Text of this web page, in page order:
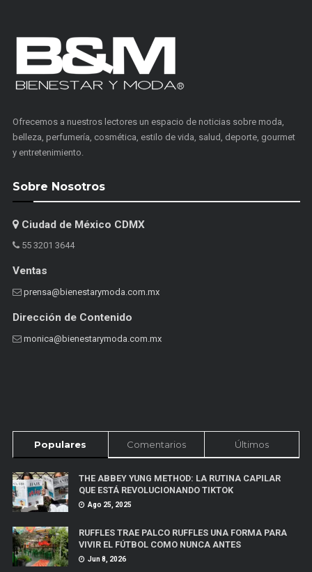
Ofrecemos a nuestros lectores un espacio de noticias sobre moda,
belleza, perfumería, cosmética, estilo de vida, salud, deporte, gourmet
y entretenimiento.
Sobre Nosotros
Ciudad de México CDMX
55 3201 3644
Ventas
prensa@bienestarymoda.com.mx
Dirección de Contenido
monica@bienestarymoda.com.mx
Populares Comentarios Últimos
THE ABBEY YUNG METHOD: LA RUTINA CAPILAR
QUE ESTÁ REVOLUCIONANDO TIKTOK
Ago 25, 2025
RUFFLES TRAE PALCO RUFFLES UNA FORMA PARA
VIVIR EL FÚTBOL COMO NUNCA ANTES
Jun 8, 2026